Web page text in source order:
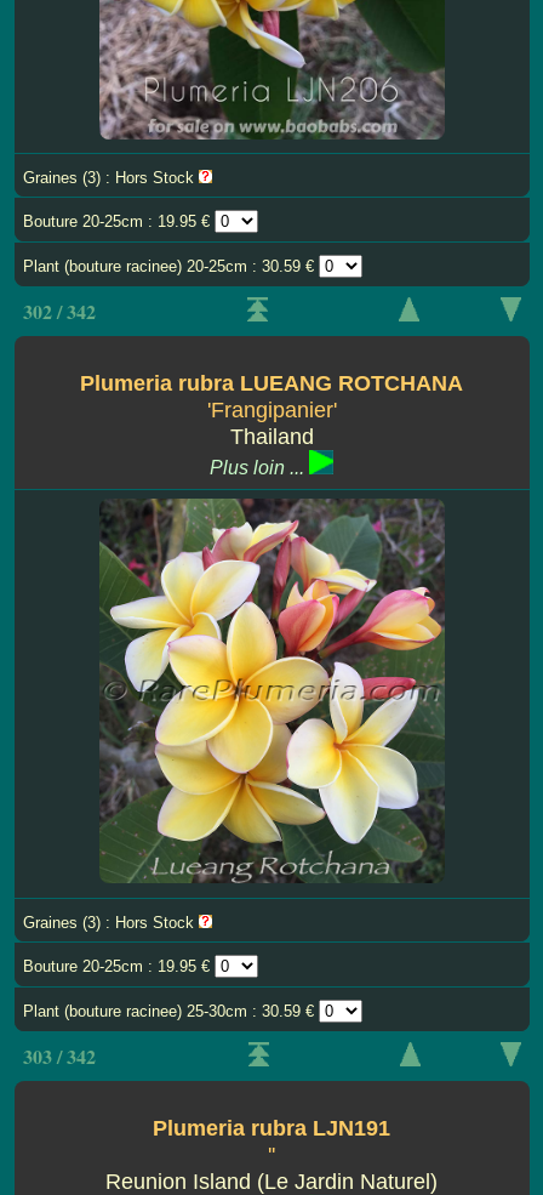
Graines (3) : Hors Stock
Bouture 20-25cm : 19.95 €
Plant (bouture racinee) 20-25cm : 30.59 €
302 / 342
Plumeria rubra LUEANG ROTCHANA
'Frangipanier'
Thailand
Plus loin ...
Graines (3) : Hors Stock
Bouture 20-25cm : 19.95 €
Plant (bouture racinee) 25-30cm : 30.59 €
303 / 342
Plumeria rubra LJN191
''
Reunion Island (Le Jardin Naturel)